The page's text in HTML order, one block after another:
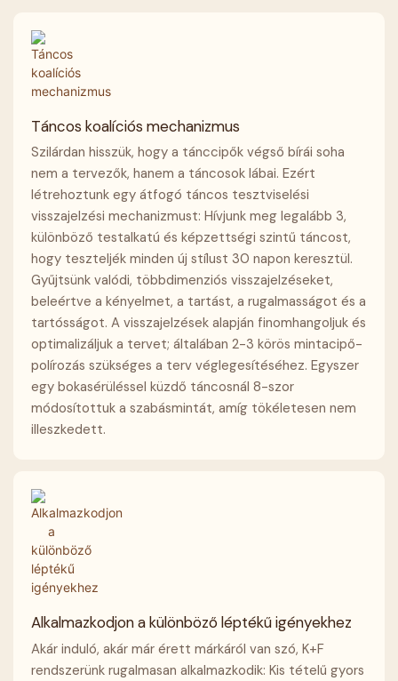
Táncos koalíciós mechanizmus
Szilárdan hisszük, hogy a tánccipők végső bírái soha
nem a tervezők, hanem a táncosok lábai. Ezért
létrehoztunk egy átfogó táncos tesztviselési
visszajelzési mechanizmust: Hívjunk meg legalább 3,
különböző testalkatú és képzettségi szintű táncost,
hogy teszteljék minden új stílust 30 napon keresztül.
Gyűjtsünk valódi, többdimenziós visszajelzéseket,
beleértve a kényelmet, a tartást, a rugalmasságot és a
tartósságot. A visszajelzések alapján finomhangoljuk és
optimalizáljuk a tervet; általában 2-3 körös mintacipő-
polírozás szükséges a terv véglegesítéséhez. Egyszer
egy bokasérüléssel küzdő táncosnál 8-szor
módosítottuk a szabásmintát, amíg tökéletesen nem
illeszkedett.
Alkalmazkodjon a különböző léptékű igényekhez
Akár induló, akár már érett márkáról van szó, K+F
rendszerünk rugalmasan alkalmazkodik: Kis tételű gyors